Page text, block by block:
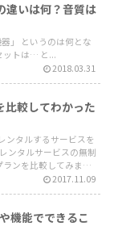
違いは何？音質は
」 というのは何とな
ットは… と...
2018.03.31
較してわかった
ンタルするサービスを
ンタルサービスの無制
ンを比較してみまし
2017.11.09
機能でできるこ